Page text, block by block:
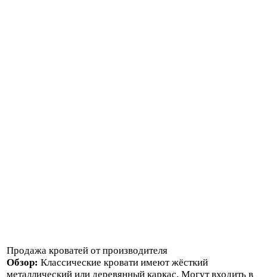
Продажа кроватей от производителя
Обзор: Классические кровати имеют жёсткий
металлический или деревянный каркас. Могут входить в